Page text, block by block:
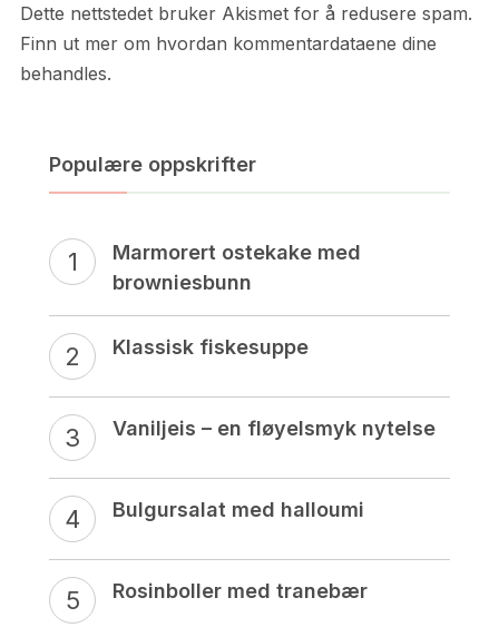
Dette nettstedet bruker Akismet for å redusere spam.
Finn ut mer om hvordan kommentardataene dine
behandles.
Populære oppskrifter
Marmorert ostekake med
browniesbunn
Klassisk fiskesuppe
Vaniljeis – en fløyelsmyk nytelse
Bulgursalat med halloumi
Rosinboller med tranebær